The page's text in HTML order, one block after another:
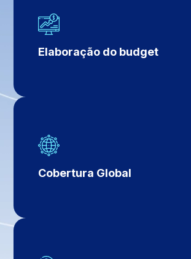
Elaboração do budget
Cobertura Global